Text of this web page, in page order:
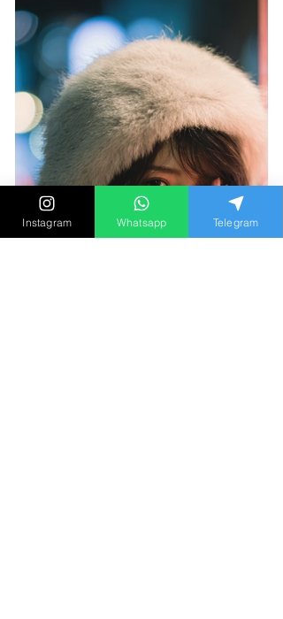
Instagram Whatsapp Telegram